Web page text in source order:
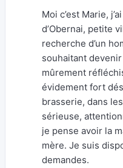
Moi c’est Marie,
d’Obernai, petite
recherche d’un
souhaitant
mûrement
évidement fort
brasserie, dans
sérieuse,
je pense avoir la
mère. Je suis
demandes.